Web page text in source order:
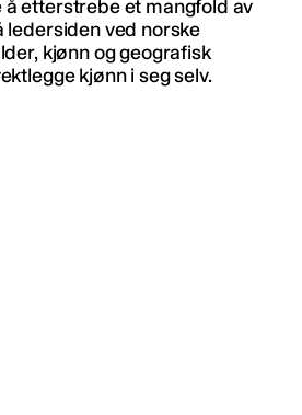
etterstrebe et mangfold av
ledersiden ved norske
kjønn og geografisk
kjønn i seg selv.